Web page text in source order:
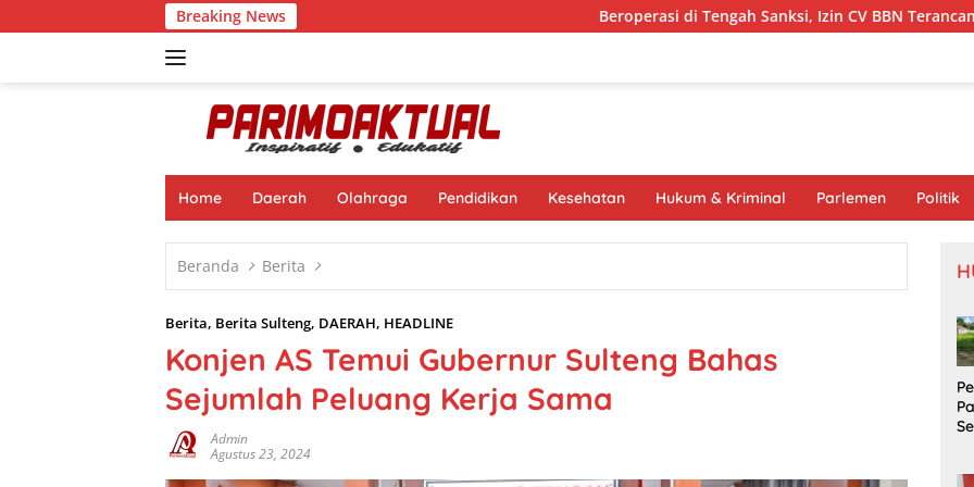
ke
Breaking News Beroperasi di Tengah Sanksi, Izin CV BBN Terancam Dicabut
Home Daerah Olahraga Pendidikan Kesehatan Hukum & Kriminal Parlemen Politik
Beranda Berita
Berita, Berita Sulteng, DAERAH, HEADLINE
Konjen AS Temui Gubernur Sulteng Bahas
Sejumlah Peluang Kerja Sama
Admin
Agustus 23, 2024